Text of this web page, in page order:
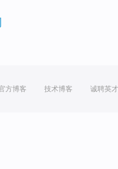
方博客 技术博客 诚聘英才